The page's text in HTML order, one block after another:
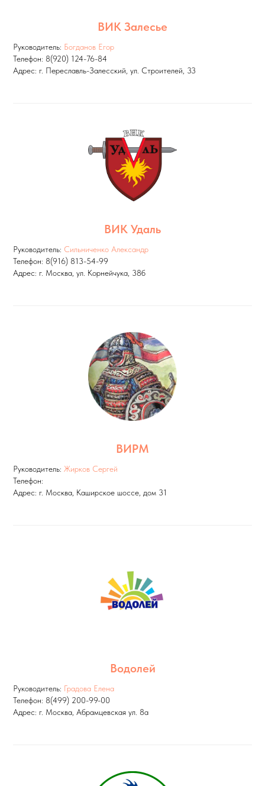
ВИК Залесье
Руководитель: Богданов Егор
Телефон: 8(920) 124-76-84
Адрес: г. Переславль-Залесский, ул. Строителей, 33
ВИК Удаль
Руководитель: Сильниченко Александр
Телефон: 8(916) 813-54-99
Адрес: г. Москва, ул. Корнейчука, 38б
ВИРМ
Руководитель: Жирков Сергей
Телефон:
Адрес: г. Москва, Каширское шоссе, дом 31
Водолей
Руководитель: Градова Елена
Телефон: 8(499) 200-99-00
Адрес: г. Москва, Абрамцевская ул. 8а